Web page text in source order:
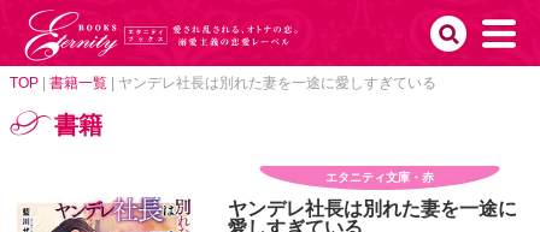
TOP 書籍一覧 ヤンデレ社長は別れた妻を一途に愛しすぎている
書籍
エタニティ文庫・赤
ヤンデレ社長は別れた妻を一途に
愛しすぎている